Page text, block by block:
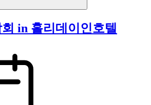
in 홀리데이인호텔